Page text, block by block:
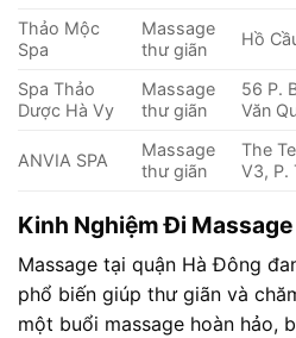
Thảo Mộc
Spa
Massage
thư giãn
Hồ
Spa Thảo
Dược Hà Vy
Massage
thư giãn
56 P.
Văn
ANVIA SPA
Massage
thư giãn
The
V3, P.
Kinh Nghiệm Đi
Massage tại quận Hà Đông
phổ biến giúp thư giãn và
một buổi massage hoàn hảo,